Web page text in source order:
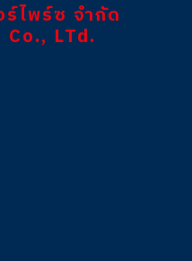
ร์ไพร์ซ จำกัด
LTd.